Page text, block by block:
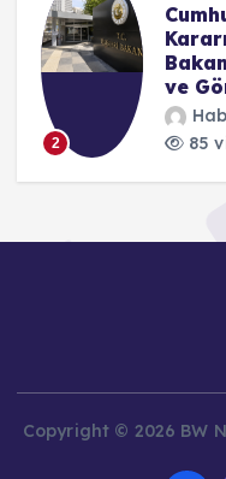
2
ve
85
Copyright © 2026 BW